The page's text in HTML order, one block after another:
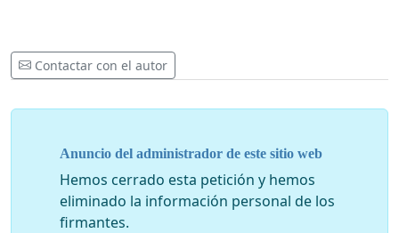
Contactar con el autor
Anuncio del administrador de este sitio web
Hemos cerrado esta petición y hemos
eliminado la información personal de los
firmantes.